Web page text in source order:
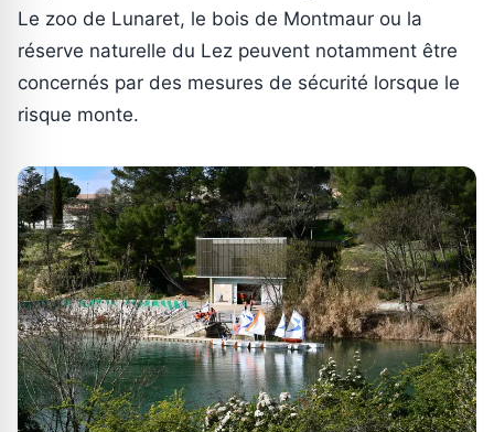
Le zoo de Lunaret, le bois de Montmaur ou la
réserve naturelle du Lez peuvent notamment être
concernés par des mesures de sécurité lorsque le
risque monte.